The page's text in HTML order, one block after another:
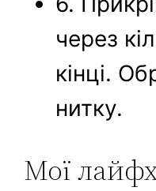
через
кінці.
нитку.
Мої